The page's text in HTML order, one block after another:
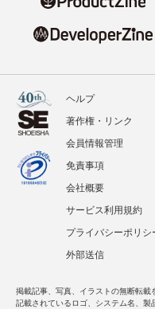
ヘルプ
著作権・リンク
会員情報管理
免責事項
会社概要
サービス利用規約
プライバシーポリシ
外部送信
掲載記事、写真、イラストの無断転載
記載されているロゴ、システム名、